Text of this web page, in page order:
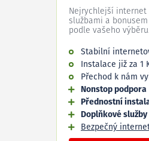
Nejrychlejší internet
službami a
podle vašeho výběru.
Stabilní
Instalace již za 1
Přechod k nám
Nonstop podpora
Přednostní
Doplňkové
Bezpečný